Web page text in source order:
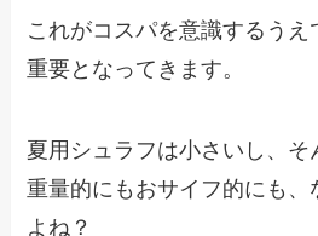
これがコスパを意識するうえ
重要となってきます。
夏用シュラフは小さいし、そ
重量的にもおサイフ的にも、
よね？